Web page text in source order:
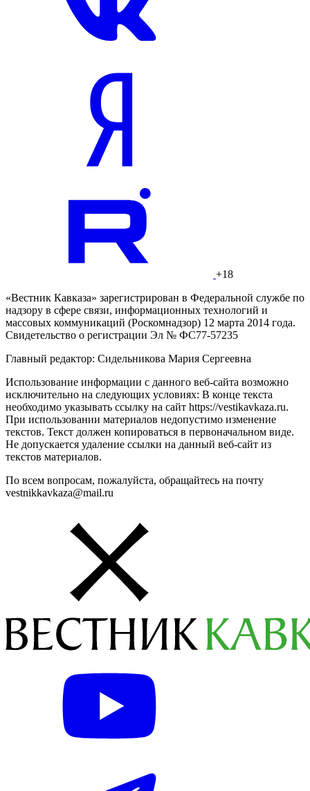
+18
«Вестник Кавказа» зарегистрирован в Федеральной службе по
надзору в сфере связи, информационных технологий и
массовых коммуникаций (Роскомнадзор) 12 марта 2014 года.
Свидетельство о регистрации Эл № ФС77-57235
Главный редактор: Сидельникова Мария Сергеевна
Использование информации с данного веб-сайта возможно
исключительно на следующих условиях: В конце текста
необходимо указывать ссылку на сайт https://vestikavkaza.ru.
При использовании материалов недопустимо изменение
текстов. Текст должен копироваться в первоначальном виде.
Не допускается удаление ссылки на данный веб-сайт из
текстов материалов.
По всем вопросам, пожалуйста, обращайтесь на почту
vestnikkavkaza@mail.ru